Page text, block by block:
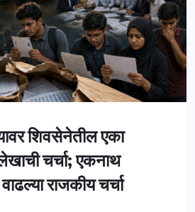
शिवसेनेतील एका
लेखाची चर्चा; एकनाथ
राजकीय चर्चा